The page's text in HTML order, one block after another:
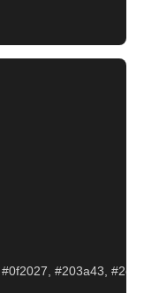
#0f2027, #203a43,